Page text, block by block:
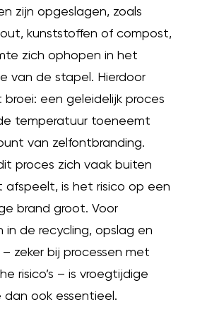
zijn opgeslagen, zoals
kunststoffen of compost,
zich ophopen in het
van de stapel. Hierdoor
een geleidelijk proces
temperatuur toeneemt
van zelfontbranding.
proces zich vaak buiten
afspeelt, is het risico op een
brand groot. Voor
in de recycling, opslag en
zeker bij processen met
risico’s – is vroegtijdige
ook essentieel.